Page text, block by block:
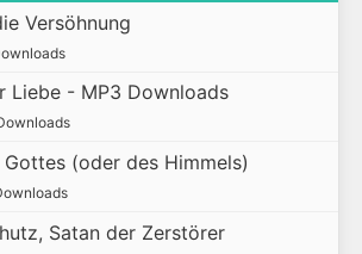
Versöhnung
Liebe - MP3 Downloads
(oder des Himmels)
Satan der Zerstörer